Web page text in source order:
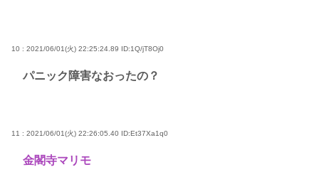
10 : 2021/06/01(火) 22:25:24.89 ID:1Q/jT8Oj0
パニック障害なおったの？
11 : 2021/06/01(火) 22:26:05.40 ID:Et37Xa1q0
金閣寺マリモ